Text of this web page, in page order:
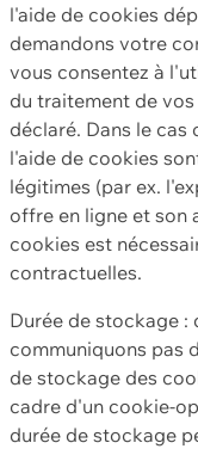
l'aide de cookies
demandons votre
vous consentez à
du traitement de
déclaré. Dans le cas
l'aide de cookies
légitimes (par ex.
offre en ligne et son
cookies est
contractuelles.
Durée de stockage :
communiquons pas
de stockage des
cadre d'un cookie-
durée de stockage